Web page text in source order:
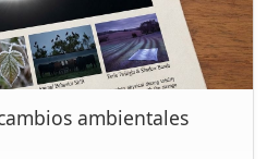
ambientales